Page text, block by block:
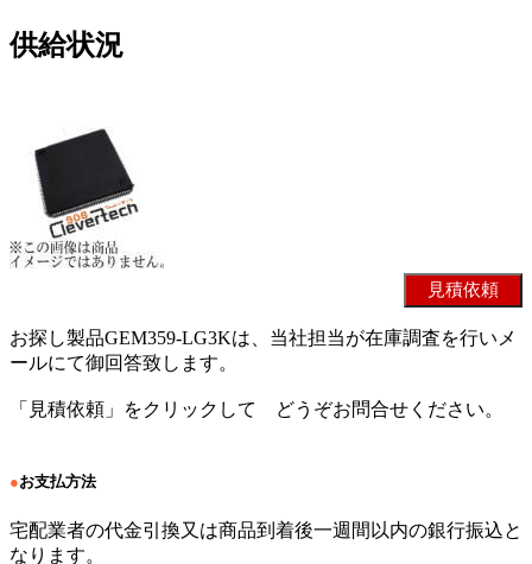
供給状況
お探し製品GEM359-LG3Kは、当社担当が在庫調査を行いメ
ールにて御回答致します。
「見積依頼」をクリックして どうぞお問合せください。
●お支払方法
宅配業者の代金引換又は商品到着後一週間以内の銀行振込と
なります。